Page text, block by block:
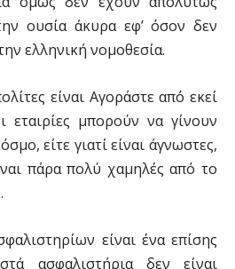
ουσία άκυρα εφ’ όσον δεν
ελληνική νομοθεσία.
είναι Αγοράστε από εκεί
εταιρίες μπορούν να γίνουν
είτε γιατί είναι άγνωστες,
πάρα πολύ χαμηλές από το
είναι ένα επίσης
ασφαλιστήρια δεν είναι